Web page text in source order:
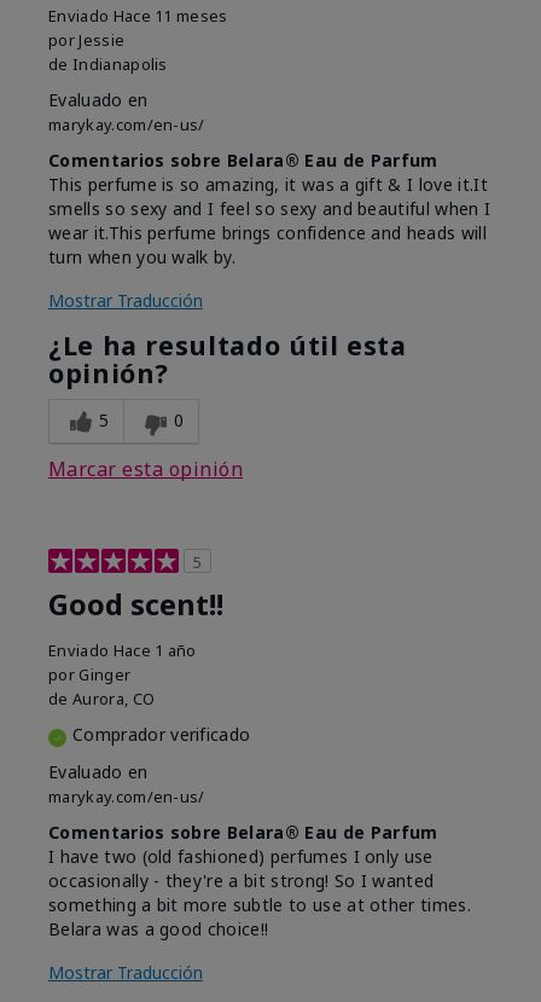
Enviado Hace 11 meses
por Jessie
de Indianapolis
Evaluado en
marykay.com/en-us/
Comentarios sobre Belara® Eau de Parfum
This perfume is so amazing, it was a gift & I love it.It
smells so sexy and I feel so sexy and beautiful when I
wear it.This perfume brings confidence and heads will
turn when you walk by.
Mostrar Traducción
¿Le ha resultado útil esta
opinión?
5 0
Marcar esta opinión
5
Good scent!!
Enviado Hace 1 año
por Ginger
de Aurora, CO
Comprador verificado
Evaluado en
marykay.com/en-us/
Comentarios sobre Belara® Eau de Parfum
I have two (old fashioned) perfumes I only use
occasionally - they're a bit strong! So I wanted
something a bit more subtle to use at other times.
Belara was a good choice!!
Mostrar Traducción